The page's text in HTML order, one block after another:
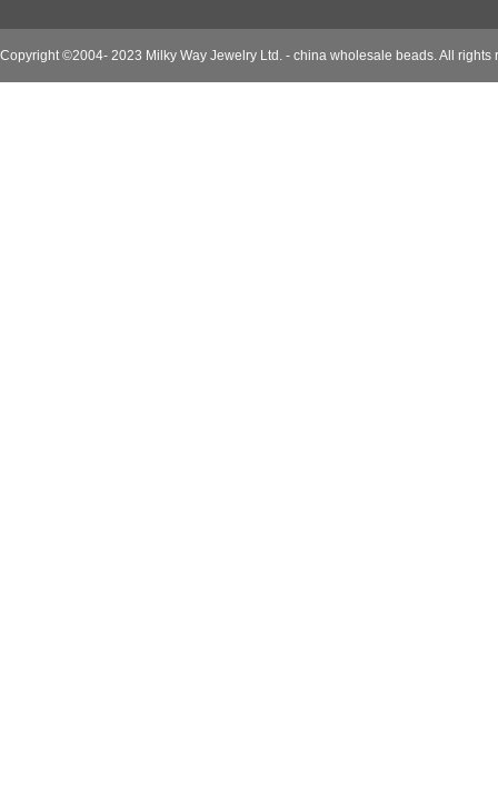
Copyright ©2004- 2023 Milky Way Jewelry Ltd. - china wholesale beads. All rights